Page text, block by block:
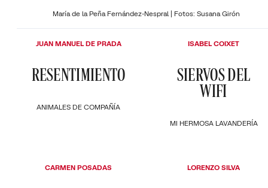
María de la Peña Fernández-Nespral | Fotos: Susana Girón
ANIMALES DE COMPAÑÍA
RESENTIMIENTO
JUAN MANUEL DE PRADA
MI HERMOSA LAVANDERÍA
SIERVOS DEL
WIFI
ISABEL COIXET
CARMEN POSADAS LORENZO SILVA